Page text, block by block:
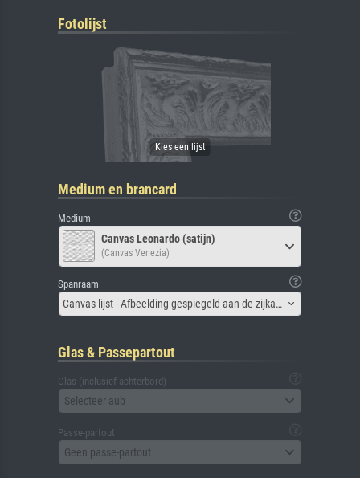
Fotolijst
Medium en brancard
Medium
Canvas Leonardo (satijn)
(Canvas Venezia)
Spanraam
Canvas lijst - Afbeelding gespiegeld aan de zijkant
Glas & Passepartout
Glas (inclusief achterbord)
Selecteer aub
Passe-partout
Geen passe-partout